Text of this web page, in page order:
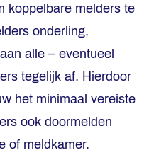
koppelbare melders te
onderling,
alle – eventueel
tegelijk af. Hierdoor
het minimaal vereiste
ook doormelden
of meldkamer.